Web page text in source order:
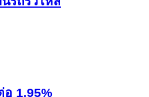
อ 1.95%